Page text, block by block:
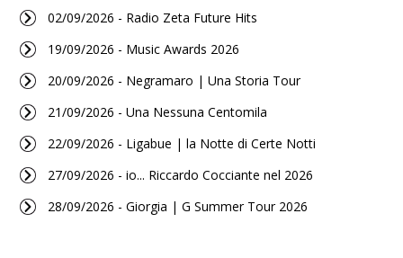
02/09/2026 - Radio Zeta Future Hits
19/09/2026 - Music Awards 2026
20/09/2026 - Negramaro | Una Storia Tour
21/09/2026 - Una Nessuna Centomila
22/09/2026 - Ligabue | la Notte di Certe Notti
27/09/2026 - io... Riccardo Cocciante nel 2026
28/09/2026 - Giorgia | G Summer Tour 2026